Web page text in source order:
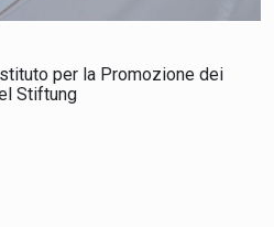
per la Promozione dei
Stiftung